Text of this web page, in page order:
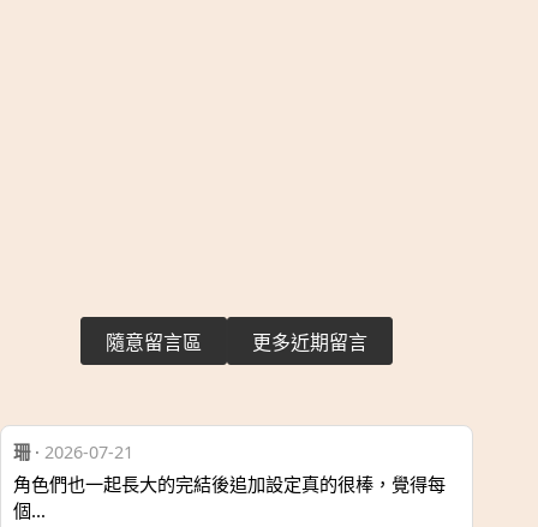
隨意留言區 更多近期留言
珊· 2026-07-21
角色們也一起長大的完結後追加設定真的很棒，覺得每
個…